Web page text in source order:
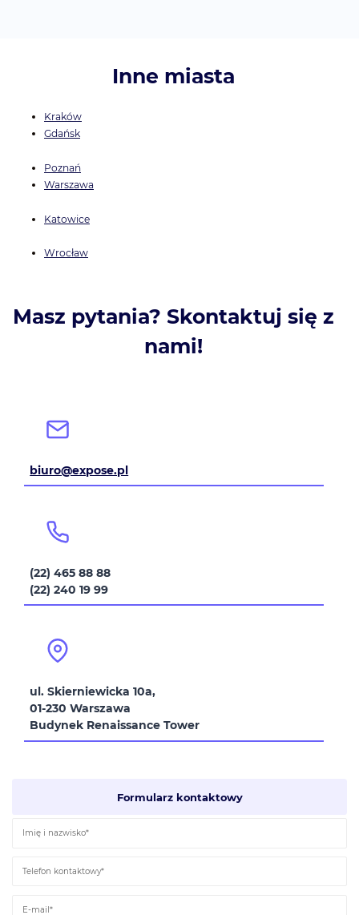
Inne miasta
Kraków
Gdańsk
Poznań
Warszawa
Katowice
Wrocław
Masz pytania? Skontaktuj się z
nami!
biuro@expose.pl
(22) 465 88 88
(22) 240 19 99
ul. Skierniewicka 10a,
01-230 Warszawa
Budynek Renaissance Tower
Formularz kontaktowy